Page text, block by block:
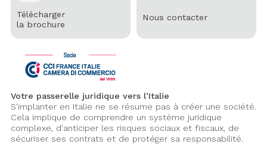
Télé
ger
broc
Télécharger
la brochure
Nous contacter
Votre passerelle juridique vers l’Italie
S'implanter en Italie ne se résume pas à créer une société.
Cela implique de comprendre un système juridique
complexe, d'anticiper les risques sociaux et fiscaux, de
sécuriser ses contrats et de protéger sa responsabilité.